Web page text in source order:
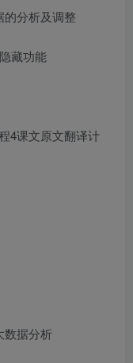
的分析及调整
藏功能
4课文原文翻译计
数据分析